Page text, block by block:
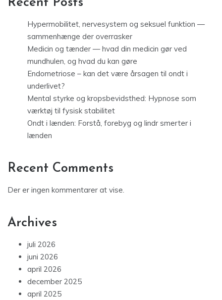
Recent Posts
Hypermobilitet, nervesystem og seksuel funktion —
sammenhænge der overrasker
Medicin og tænder — hvad din medicin gør ved
mundhulen, og hvad du kan gøre
Endometriose – kan det være årsagen til ondt i
underlivet?
Mental styrke og kropsbevidsthed: Hypnose som
værktøj til fysisk stabilitet
Ondt i lænden: Forstå, forebyg og lindr smerter i
lænden
Recent Comments
Der er ingen kommentarer at vise.
Archives
juli 2026
juni 2026
april 2026
december 2025
april 2025